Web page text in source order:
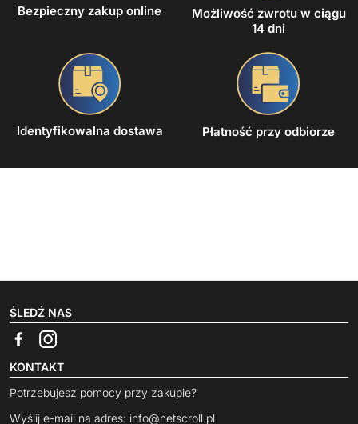
Bezpieczny zakup online
Możliwość zwrotu w ciągu
14 dni
Identyfikowalna dostawa Płatność przy odbiorze
ŚLEDŹ NAS
KONTAKT
Potrzebujesz pomocy przy zakupie?
Wyślij e-mail na adres: info@netscroll.pl